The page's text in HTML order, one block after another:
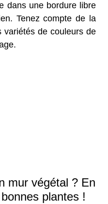
dans une bordure libre
Tenez compte de la
variétés de couleurs de
mur végétal ? En
plantes !